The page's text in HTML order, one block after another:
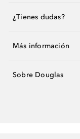
¿Tienes dudas?
Más información
Sobre Douglas